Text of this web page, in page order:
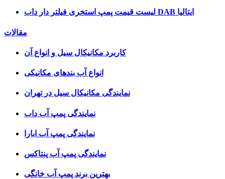
لیست قیمت پمپ استخری فیلتر دار داب DAB ایتالیا
مقالات
کاربرد مکانیکال سیل و انواع آن
انواع آب بندهای مکانیکی
نمایندگی مکانیکال سیل در تهران
نمایندگی پمپ آب داب
نمایندگی پمپ آب ابارا
نمایندگی پمپ آب پنتاکس
بهترین برند پمپ آب خانگی